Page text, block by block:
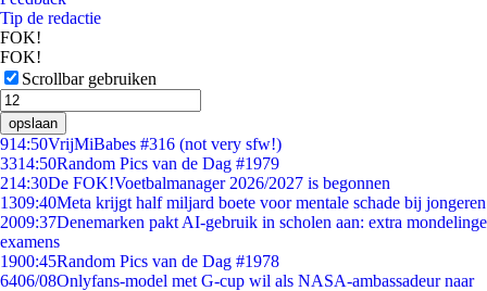
Tip de redactie
FOK!
FOK!
Scrollbar gebruiken
opslaan
914:50VrijMiBabes #316 (not very sfw!)
3314:50Random Pics van de Dag #1979
214:30De FOK!Voetbalmanager 2026/2027 is begonnen
1309:40Meta krijgt half miljard boete voor mentale schade bij jongeren
2009:37Denemarken pakt AI-gebruik in scholen aan: extra mondelinge
examens
1900:45Random Pics van de Dag #1978
6406/08Onlyfans-model met G-cup wil als NASA-ambassadeur naar